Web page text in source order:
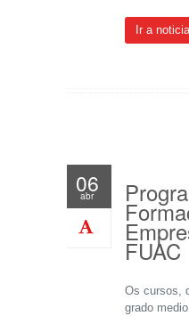
Ir a
06
abr
FUAC
Os cursos,
grado